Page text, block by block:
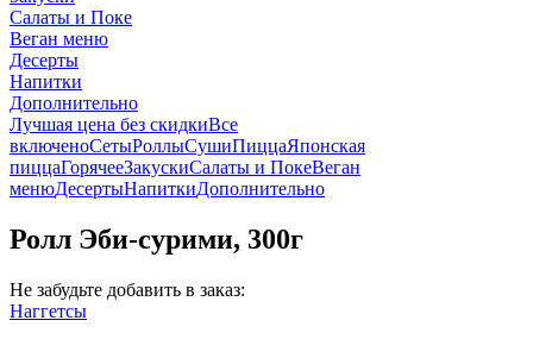
Салаты и Поке
Веган меню
Десерты
Напитки
Дополнительно
Лучшая цена без скидкиВсе
включеноСетыРоллыСушиПиццаЯпонская
пиццаГорячееЗакускиСалаты и ПокеВеган
менюДесертыНапиткиДополнительно
Ролл Эби-сурими, 300г
Не забудьте добавить в заказ:
Наггетсы